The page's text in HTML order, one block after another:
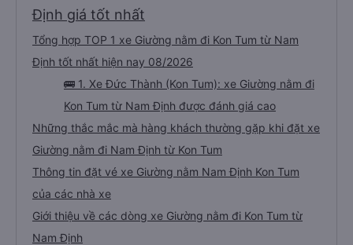
Định giá tốt nhất
Tổng hợp TOP 1 xe Giường nằm đi Kon Tum từ Nam
Định tốt nhất hiện nay 08/2026
🚌 1. Xe Đức Thành (Kon Tum): xe Giường nằm đi
Kon Tum từ Nam Định được đánh giá cao
Những thắc mắc mà hàng khách thường gặp khi đặt xe
Giường nằm đi Nam Định từ Kon Tum
Thông tin đặt vé xe Giường nằm Nam Định Kon Tum
của các nhà xe
Giới thiệu về các dòng xe Giường nằm đi Kon Tum từ
Nam Định